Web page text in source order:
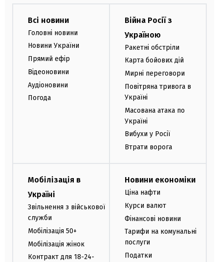
Всі новини
Головні новини
Новини України
Прямий ефір
Відеоновини
Аудіоновини
Погода
Війна Росії з
Україною
Ракетні обстріли
Карта бойових дій
Мирні переговори
Повітряна тривога в
Україні
Масована атака по
Україні
Вибухи у Росії
Втрати ворога
Мобілізація в
Україні
Звільнення з військової
служби
Мобілізація 50+
Мобілізація жінок
Контракт для 18-24-
Новини економіки
Ціна нафти
Курси валют
Фінансові новини
Тарифи на комунальні
послуги
Податки